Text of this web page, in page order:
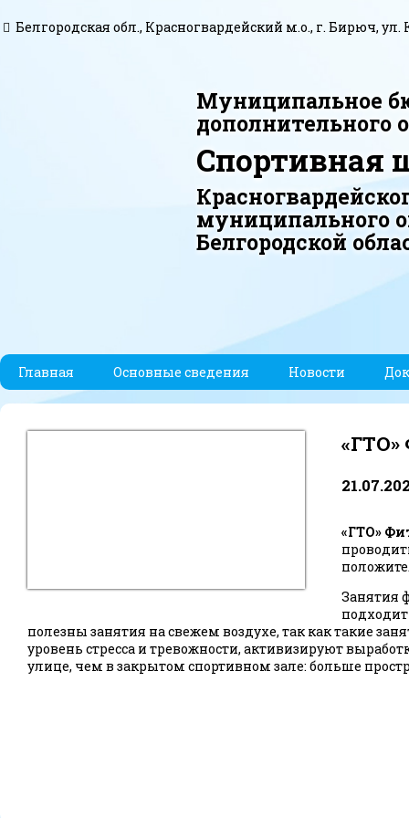
Белгородская обл., Красногвардейский м.о., г. Бирюч, ул.
Муниципальное
дополнительного
Спортивная
муниципального
Белгородской
Главная Основные сведения Новости
«ГТО»
«ГТО»
Занятия
полезны занятия на свежем воздухе, так как такие
уровень стресса и тревожности, активизируют
улице, чем в закрытом спортивном зале: больше